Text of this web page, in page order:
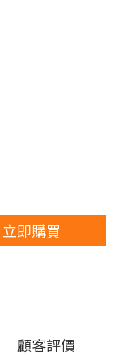
立即購買
顧客評價